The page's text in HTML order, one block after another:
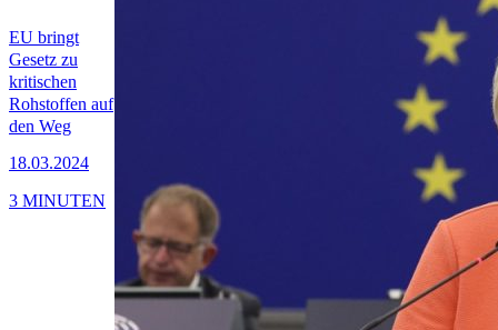
EU bringt
Gesetz zu
kritischen
Rohstoffen auf
den Weg
18.03.2024
3 MINUTEN